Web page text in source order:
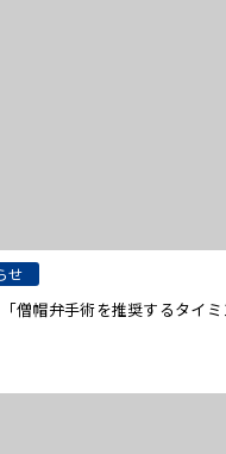
せ
僧帽弁手術を推奨するタイ